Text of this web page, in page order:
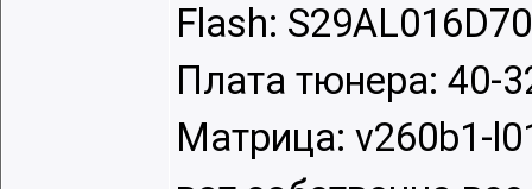
Flash:
Плата тюнера: 40-
Матрица: v260b1-